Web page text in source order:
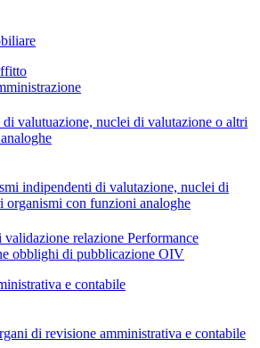
valutuazione, nuclei di valutazione o altri
indipendenti di valutazione, nuclei di
organismi con funzioni analoghe
relazione Performance
obblighi di pubblicazione OIV
e contabile
di revisione amministrativa e contabile